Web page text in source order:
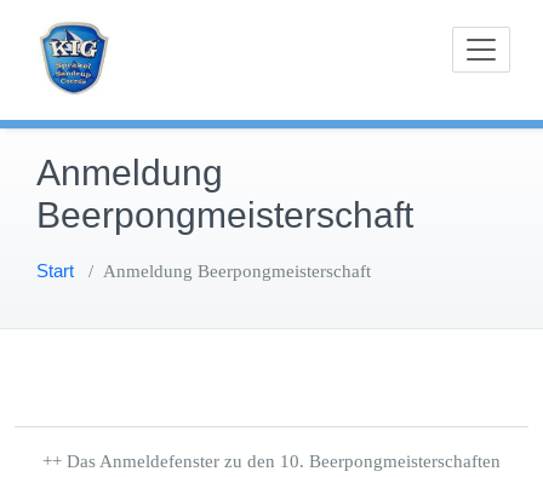
Inhalt
springen
Karnevals-Interessen-Gemeinschaft Sprakel-
Anmeldung
Beerpongmeisterschaft
Start / Anmeldung Beerpongmeisterschaft
++ Das Anmeldefenster zu den 10. Beerpongmeisterschaften